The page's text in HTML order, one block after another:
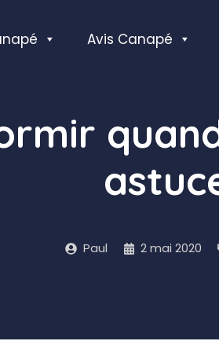
Avis Canapé
Paul 2 mai 2020